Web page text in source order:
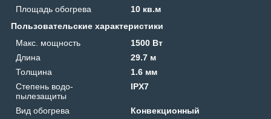
Площадь обогрева
10 кв.м
Пользовательские характеристики
Макс. мощность
1500 Вт
Длина
29.7 м
Толщина
1.6 мм
Степень водо-
пылезащиты
IPX7
Вид обогрева
Конвекционный